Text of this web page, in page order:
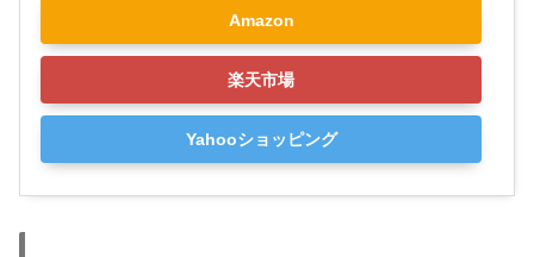
Amazon
楽天市場
Yahooショッピング